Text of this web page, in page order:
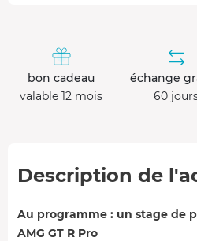
bon cadeau
valable 12 mois
échange
60
Description de
Au programme : un stage de
AMG GT R Pro